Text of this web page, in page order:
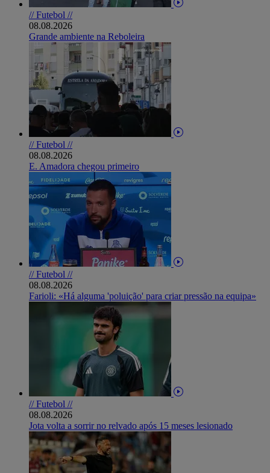
// Futebol //
08.08.2026
Grande ambiente na Reboleira
// Futebol //
08.08.2026
E. Amadora chegou primeiro
// Futebol //
08.08.2026
Farioli: «Há alguma 'poluição' para criar pressão na equipa»
// Futebol //
08.08.2026
Jota volta a sorrir no relvado após 15 meses lesionado